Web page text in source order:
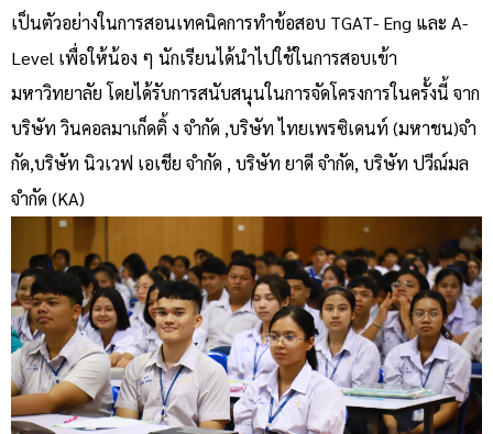
เป็นตัวอย่างในการสอนเทคนิคการทําข้อสอบ TGAT- Eng และ A-
Level เพื่อให้น้อง ๆ นักเรียนได้นําไปใช้ในการสอบเข้า
มหาวิทยาลัย โดยได้รับการสนับสนุนในการจัดโครงการในครั้งนี้ จาก
บริษัท วินคอลมาเก็ดติ้ ง จํากัด ,บริษัท ไทยเพรซิเดนท์ (มหาชน)จํา
กัด,บริษัท นิวเวฟ เอเชีย จํากัด , บริษัท ยาดี จํากัด, บริษัท ปวีณ์มล
จํากัด (KA)